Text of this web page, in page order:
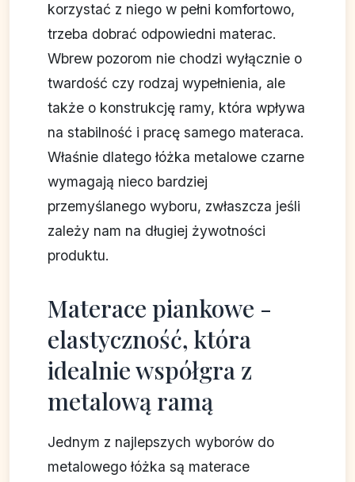
korzystać z niego w pełni komfortowo,
trzeba dobrać odpowiedni materac.
Wbrew pozorom nie chodzi wyłącznie o
twardość czy rodzaj wypełnienia, ale
także o konstrukcję ramy, która wpływa
na stabilność i pracę samego materaca.
Właśnie dlatego łóżka metalowe czarne
wymagają nieco bardziej
przemyślanego wyboru, zwłaszcza jeśli
zależy nam na długiej żywotności
produktu.
Materace piankowe -
elastyczność, która
idealnie współgra z
metalową ramą
Jednym z najlepszych wyborów do
metalowego łóżka są materace